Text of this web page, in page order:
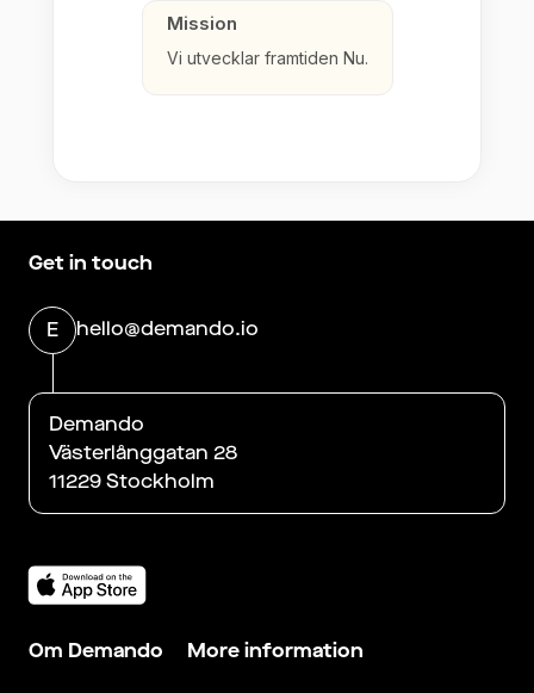
Mission
Vi utvecklar framtiden Nu.
Get in touch
E hello@demando.io
Demando
Västerlånggatan 28
11229 Stockholm
Om Demando More information